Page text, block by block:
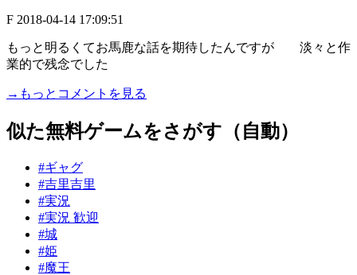
F 2018-04-14 17:09:51
もっと明るくてお馬鹿な話を期待したんですが 淡々と作
業的で残念でした
→もっとコメントを見る
似た無料ゲームをさがす（自動）
#ギャグ
#吉里吉里
#実況
#実況 歓迎
#城
#姫
#魔王